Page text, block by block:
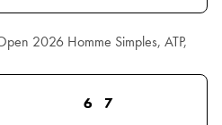
2026 Homme Simples, ATP,
6 7